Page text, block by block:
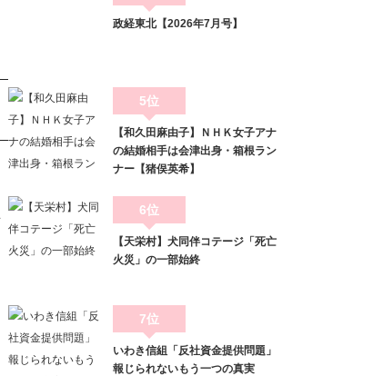
政経東北【2026年7月号】
5位
【和久田麻由子】ＮＨＫ女子アナ
の結婚相手は会津出身・箱根ラン
ナー【猪俣英希】
6位
【天栄村】犬同伴コテージ「死亡
火災」の一部始終
7位
いわき信組「反社資金提供問題」
報じられないもう一つの真実